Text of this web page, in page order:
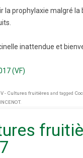
la prophylaxie malgré la
inattendue et
(VF)
- Cultures fruitières and tagged
.